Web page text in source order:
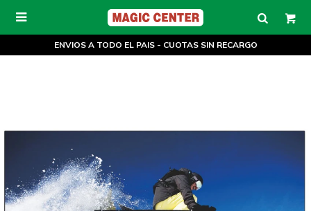

ENVIOS A TODO EL PAIS - CUOTAS SIN RECARGO